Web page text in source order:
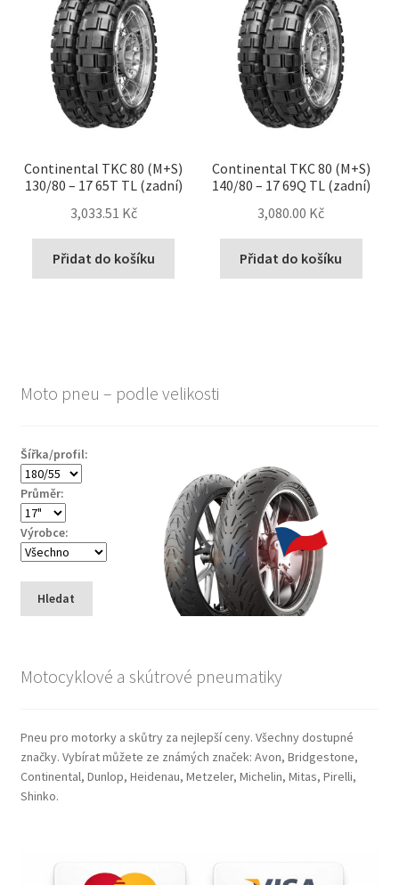
Continental TKC 80 (M+S)
130/80 – 17 65T TL (zadní)
3,033.51 Kč
Přidat do košíku
Continental TKC 80 (M+S)
140/80 – 17 69Q TL (zadní)
3,080.00 Kč
Přidat do košíku
Moto pneu – podle velikosti
Šířka/profil:
Průměr:
Výrobce:
Hledat
Motocyklové a skútrové pneumatiky
Pneu pro motorky a skůtry za nejlepší ceny. Všechny dostupné
značky. Vybírat můžete ze známých značek: Avon, Bridgestone,
Continental, Dunlop, Heidenau, Metzeler, Michelin, Mitas, Pirelli,
Shinko.